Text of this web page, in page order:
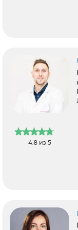
4.8 из 5